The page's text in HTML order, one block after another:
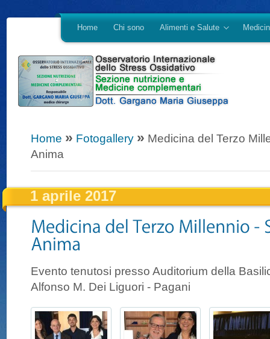
Home Chi sono Alimenti e Salute
Home » Fotogallery » Medicina del Terzo
Anima
1 aprile 2017
Evento tenutosi presso Auditorium della
Alfonso M. Dei Liguori - Pagani